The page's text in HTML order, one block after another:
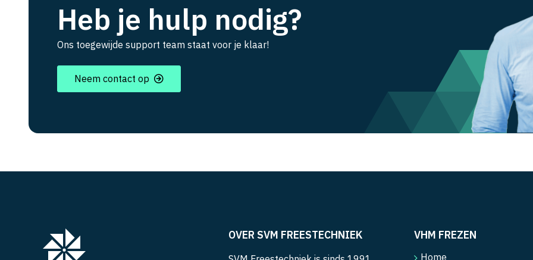
Heb je hulp nodig?
Ons toegewijde support team staat voor je klaar!
Neem contact op
OVER SVM FREESTECHNIEK VHM FREZEN
Home